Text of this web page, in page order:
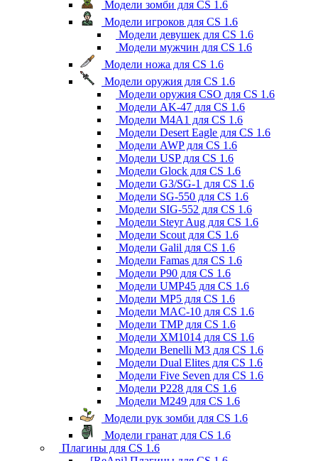
Модели зомби для CS 1.6
Модели игроков для CS 1.6
Модели девушек для CS 1.6
Модели мужчин для CS 1.6
Модели ножа для CS 1.6
Модели оружия для CS 1.6
Модели оружия CSO для CS 1.6
Модели AK-47 для CS 1.6
Модели M4A1 для CS 1.6
Модели Desert Eagle для CS 1.6
Модели AWP для CS 1.6
Модели USP для CS 1.6
Модели Glock для CS 1.6
Модели G3/SG-1 для CS 1.6
Модели SG-550 для CS 1.6
Модели SIG-552 для CS 1.6
Модели Steyr Aug для CS 1.6
Модели Scout для CS 1.6
Модели Galil для CS 1.6
Модели Famas для CS 1.6
Модели P90 для CS 1.6
Модели UMP45 для CS 1.6
Модели MP5 для CS 1.6
Модели MAC-10 для CS 1.6
Модели TMP для CS 1.6
Модели XM1014 для CS 1.6
Модели Benelli M3 для CS 1.6
Модели Dual Elites для CS 1.6
Модели Five Seven для CS 1.6
Модели P228 для CS 1.6
Модели M249 для CS 1.6
Модели рук зомби для CS 1.6
Модели гранат для CS 1.6
Плагины для CS 1.6